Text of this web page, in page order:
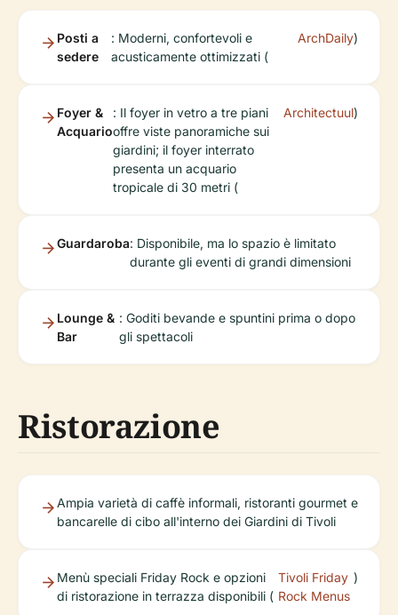
Posti a
sedere
: Moderni, confortevoli e
acusticamente ottimizzati (
ArchDaily)
Foyer &
Acquario
: Il foyer in vetro a tre piani
offre viste panoramiche sui
giardini; il foyer interrato
presenta un acquario
tropicale di 30 metri (
Architectuul)
Guardaroba: Disponibile, ma lo spazio è limitato
durante gli eventi di grandi dimensioni
Lounge &
Bar
: Goditi bevande e spuntini prima o dopo
gli spettacoli
Ristorazione
Ampia varietà di caffè informali, ristoranti gourmet e
bancarelle di cibo all'interno dei Giardini di Tivoli
Menù speciali Friday Rock e opzioni
di ristorazione in terrazza disponibili (
Tivoli Friday
Rock Menus
)